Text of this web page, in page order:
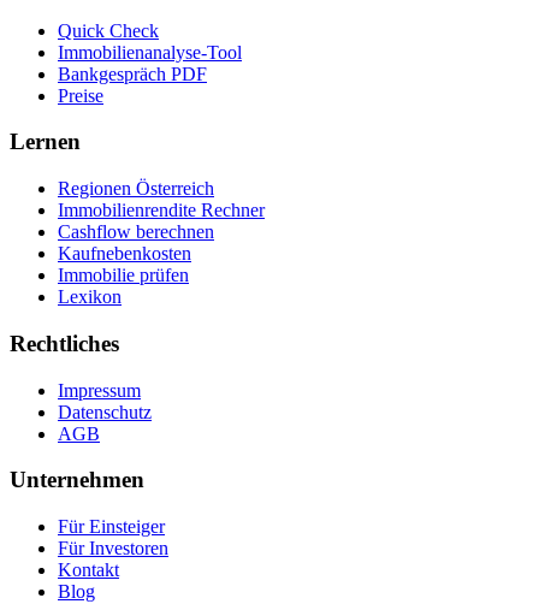
Quick Check
Immobilienanalyse-Tool
Bankgespräch PDF
Preise
Lernen
Regionen Österreich
Immobilienrendite Rechner
Cashflow berechnen
Kaufnebenkosten
Immobilie prüfen
Lexikon
Rechtliches
Impressum
Datenschutz
AGB
Unternehmen
Für Einsteiger
Für Investoren
Kontakt
Blog